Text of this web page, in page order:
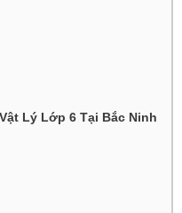
Lý Lớp 6 Tại Bắc Ninh